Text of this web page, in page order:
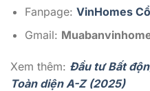
Fanpage: VinHomes
Gmail:
Xem thêm: Đầu tư Bất
Toàn diện A-Z (2025)